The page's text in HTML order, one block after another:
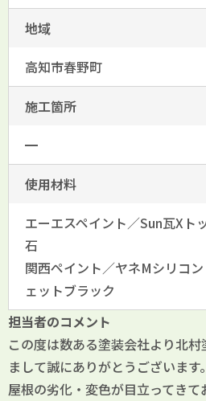
地域
高知市春野町
施工箇所
━
使用材料
エーエスペイント／Sun瓦Xト
石
関西ペイント／ヤネMシリコ
ェットブラック
担当者のコメント
この度は数ある塗装会社より北
まして誠にありがとうございます。
屋根の劣化・変色が目立ってき